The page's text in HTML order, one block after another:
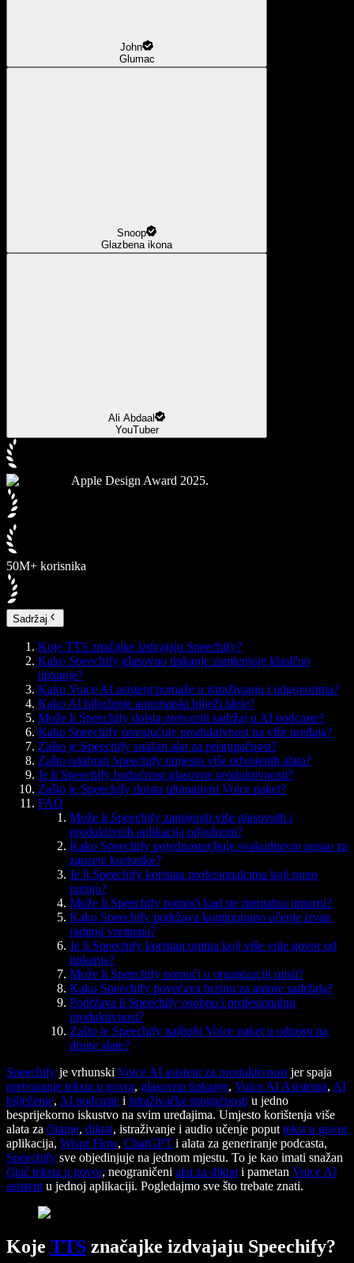
John
Glumac
Snoop
Glazbena ikona
Ali Abdaal
YouTuber
Apple Design Award 2025.
50M+ korisnika
Sadržaj
Koje TTS značajke izdvajaju Speechify?
Kako Speechify glasovno tipkanje zamjenjuje klasično
tipkanje?
Kako Voice AI asistent pomaže u istraživanju i odgovorima?
Kako AI bilježenje automatski bilježi ideje?
Može li Speechify doista pretvoriti sadržaj u AI podcaste?
Kako Speechify omogućuje produktivnost na više uređaja?
Zašto je Speechify snažan alat za pristupačnost?
Zašto odabrati Speechify umjesto više odvojenih alata?
Je li Speechify budućnost glasovne produktivnosti?
Zašto je Speechify doista ultimativni Voice paket?
FAQ
Može li Speechify zamijeniti više glasovnih i
produktivnih aplikacija odjednom?
Kako Speechify pojednostavljuje svakodnevni posao za
zauzete korisnike?
Je li Speechify koristan profesionalcima koji puno
putuju?
Može li Speechify pomoći kad ste mentalno umorni?
Kako Speechify podržava kontinuirano učenje izvan
radnog vremena?
Je li Speechify koristan onima koji više vole govor od
tipkanja?
Može li Speechify pomoći u organizaciji misli?
Kako Speechify povećava brzinu za autore sadržaja?
Podržava li Speechify osobnu i profesionalnu
produktivnost?
Zašto je Speechify najbolji Voice paket u odnosu na
druge alate?
Speechify je vrhunski Voice AI asistent za produktivnost jer spaja
pretvaranje teksta u govor, glasovno tipkanje, Voice AI Asistenta, AI
bilježenje, AI podcaste i istraživačke mogućnosti u jedno
besprijekorno iskustvo na svim uređajima. Umjesto korištenja više
alata za čitanje, diktat, istraživanje i audio učenje poput tekst u govor
aplikacija, Wispr Flow, ChatGPT i alata za generiranje podcasta,
Speechify sve objedinjuje na jednom mjestu. To je kao imati snažan
čitač teksta u govor, neograničeni alat za diktat i pametan Voice AI
asistent u jednoj aplikaciji. Pogledajmo sve što trebate znati.
Koje TTS značajke izdvajaju Speechify?